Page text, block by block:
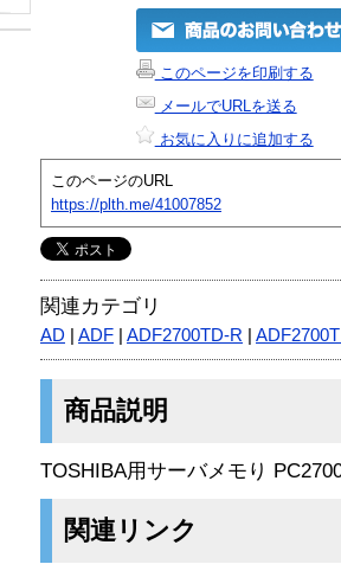
このページを印刷する
メールでURLを送る
お気に入りに追加する
このページのURL
https://plth.me/41007852
関連カテゴリ
AD ADF ADF2700TD-R
商品説明
TOSHIBA用サーバメモり
関連リンク